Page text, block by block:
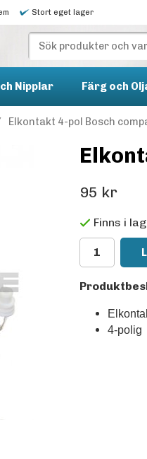
Stort eget lager
Nipplar Färg och
Elkontakt 4-pol Bosch
95 kr
Finns i
4-polig